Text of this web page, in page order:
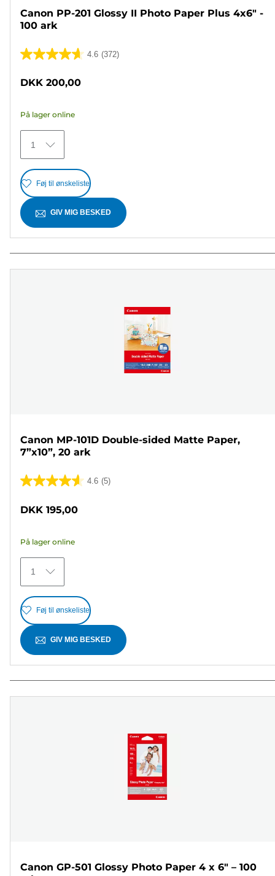
Canon PP-201 Glossy II Photo Paper Plus 4x6" -
100 ark
4.6 (372)
4.6
stjerner.
372
anmeldelser
DKK 200,00
På lager online
1
Føj til ønskeliste
GIV MIG BESKED
Canon MP-101D Double-sided Matte Paper,
7”x10”, 20 ark
4.6 (5)
4.6
af
stjerner.
5
anmeldelser
DKK 195,00
På lager online
1
Føj til ønskeliste
GIV MIG BESKED
Canon GP-501 Glossy Photo Paper 4 x 6" – 100